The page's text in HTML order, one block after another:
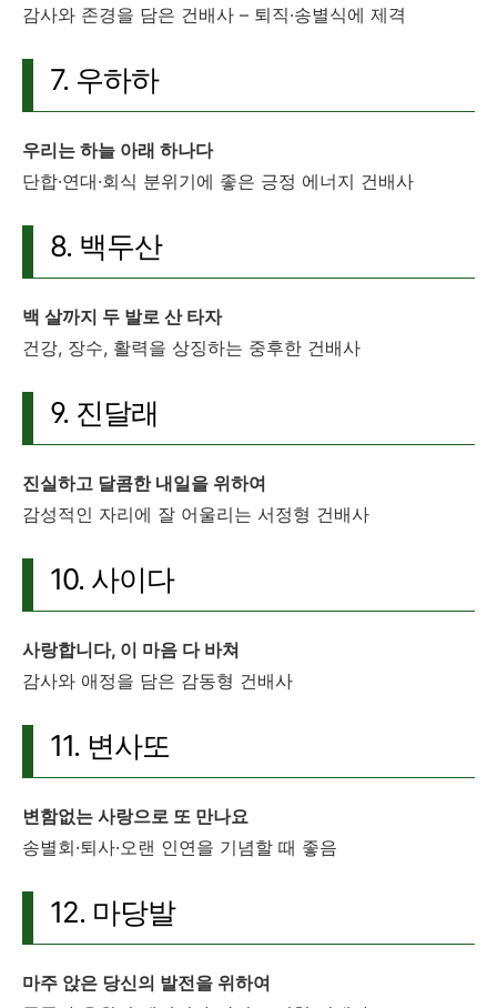
감사와 존경을 담은 건배사 – 퇴직·송별식에 제격
7. 우하하
우리는 하늘 아래 하나다
단합·연대·회식 분위기에 좋은 긍정 에너지 건배사
8. 백두산
백 살까지 두 발로 산 타자
건강, 장수, 활력을 상징하는 중후한 건배사
9. 진달래
진실하고 달콤한 내일을 위하여
감성적인 자리에 잘 어울리는 서정형 건배사
10. 사이다
사랑합니다, 이 마음 다 바쳐
감사와 애정을 담은 감동형 건배사
11. 변사또
변함없는 사랑으로 또 만나요
송별회·퇴사·오랜 인연을 기념할 때 좋음
12. 마당발
마주 앉은 당신의 발전을 위하여